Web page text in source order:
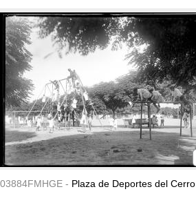
03884FMHGE - Plaza de Deportes del Cerro.